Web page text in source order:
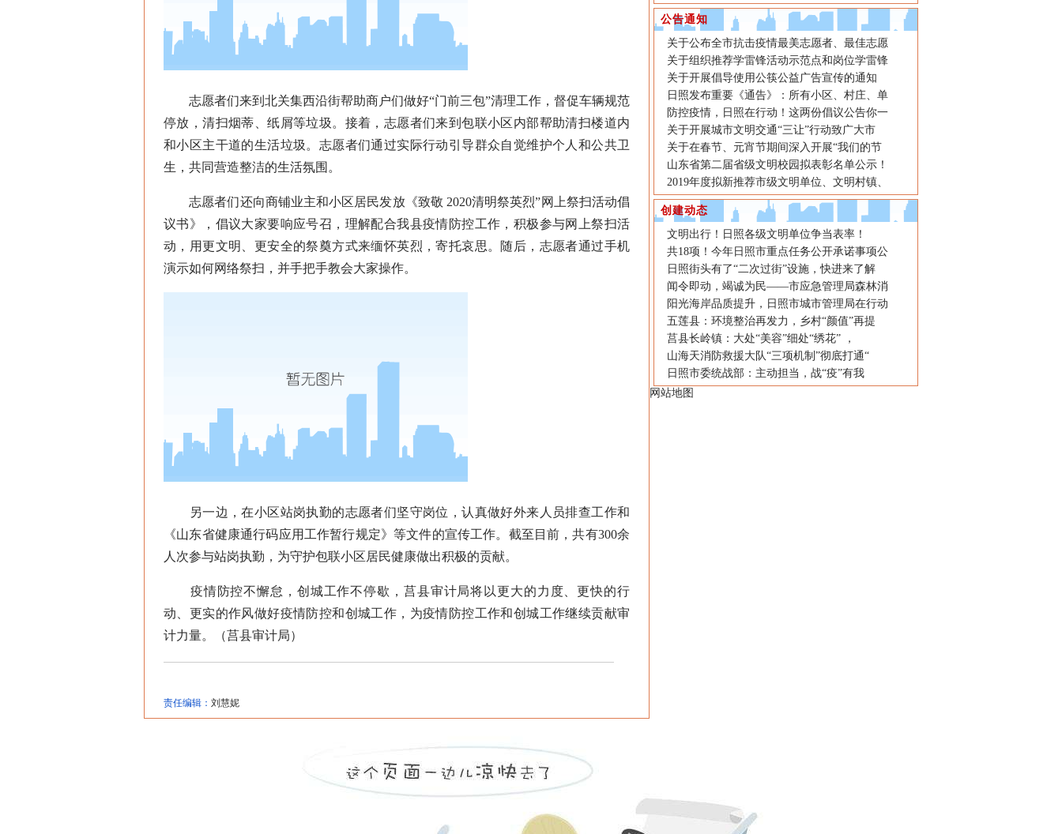
志愿者们来到北关集西沿街帮助商户们做好“门前三包”清理工作，督促车辆规范
停放，清扫烟蒂、纸屑等垃圾。接着，志愿者们来到包联小区内部帮助清扫楼道内
和小区主干道的生活垃圾。志愿者们通过实际行动引导群众自觉维护个人和公共卫
生，共同营造整洁的生活氛围。
志愿者们还向商铺业主和小区居民发放《致敬 2020清明祭英烈”网上祭扫活动倡
议书》，倡议大家要响应号召，理解配合我县疫情防控工作，积极参与网上祭扫活
动，用更文明、更安全的祭奠方式来缅怀英烈，寄托哀思。随后，志愿者通过手机
演示如何网络祭扫，并手把手教会大家操作。
另一边，在小区站岗执勤的志愿者们坚守岗位，认真做好外来人员排查工作和
《山东省健康通行码应用工作暂行规定》等文件的宣传工作。截至目前，共有300余
人次参与站岗执勤，为守护包联小区居民健康做出积极的贡献。
疫情防控不懈怠，创城工作不停歇，莒县审计局将以更大的力度、更快的行
动、更实的作风做好疫情防控和创城工作，为疫情防控工作和创城工作继续贡献审
计力量。（莒县审计局）
责任编辑： 刘慧妮
公告通知
关于公布全市抗击疫情最美志愿者、最佳志愿
关于组织推荐学雷锋活动示范点和岗位学雷锋
关于开展倡导使用公筷公益广告宣传的通知
日照发布重要《通告》：所有小区、村庄、单
防控疫情，日照在行动！这两份倡议公告你一
关于开展城市文明交通“三让”行动致广大市
关于在春节、元宵节期间深入开展“我们的节
山东省第二届省级文明校园拟表彰名单公示！
2019年度拟新推荐市级文明单位、文明村镇、
创建动态
文明出行！日照各级文明单位争当表率！
共18项！今年日照市重点任务公开承诺事项公
日照街头有了“二次过街”设施，快进来了解
闻令即动，竭诚为民——市应急管理局森林消
阳光海岸品质提升，日照市城市管理局在行动
五莲县：环境整治再发力，乡村“颜值”再提
莒县长岭镇：大处“美容”细处“绣花” ，
山海天消防救援大队“三项机制”彻底打通“
日照市委统战部：主动担当，战“疫”有我
网站地图